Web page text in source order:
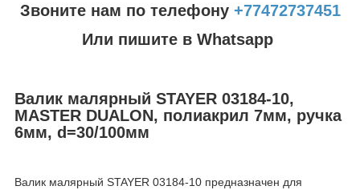
Звоните нам по телефону +77472737451
Или пишите в Whatsapp
Валик малярный STAYER 03184-10,
MASTER DUALON, полиакрил 7мм, ручка
6мм, d=30/100мм
Валик малярный STAYER 03184-10 предназначен для